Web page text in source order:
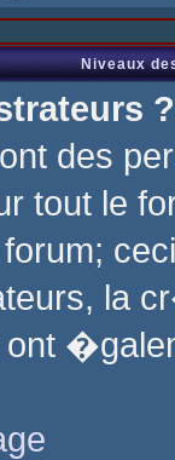
Niveaux
?
des
tout le
la